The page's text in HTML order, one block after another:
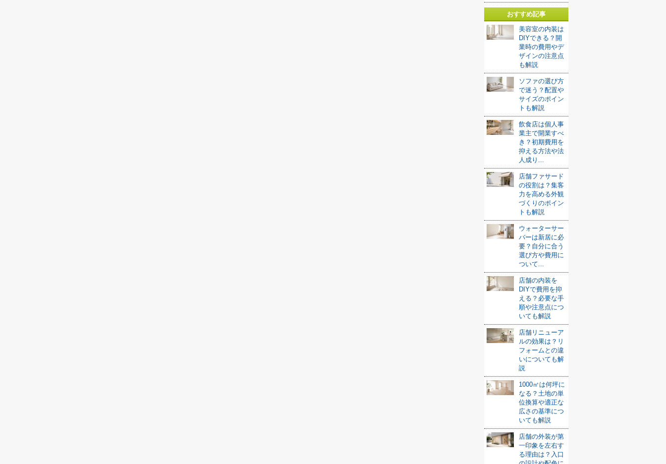
おすすめ記事
美容室の内装は
DIYできる？開
業時の費用やデ
ザインの注意点
も解説
ソファの選び方
で迷う？配置や
サイズのポイン
トも解説
飲食店は個人事
業主で開業すべ
き？初期費用を
抑える方法や法
人成り...
店舗ファサード
の役割は？集客
力を高める外観
づくりのポイン
トも解説
ウォーターサー
バーは新居に必
要？自分に合う
選び方や費用に
ついて...
店舗の内装を
DIYで費用を抑
える？必要な手
順や注意点につ
いても解説
店舗リニューア
ルの効果は？リ
フォームとの違
いについても解
説
1000㎡は何坪に
なる？土地の単
位換算や適正な
広さの基準につ
いても解説
店舗の外装が第
一印象を左右す
る理由は？入口